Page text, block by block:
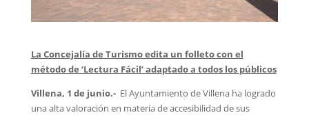
La Concejalía de Turismo edita un folleto con el
método de ‘Lectura Fácil’ adaptado a todos los públicos
Villena, 1 de junio.-El Ayuntamiento de Villena ha logrado
una alta valoración en materia de accesibilidad de sus